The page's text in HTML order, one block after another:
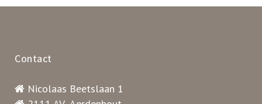
Contact
Nicolaas Beetslaan 1